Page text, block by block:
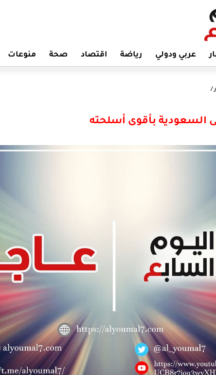
عربي ودولي رياضة اقتصاد صحة منوعات
/
السعودية بأقوى أسلحته